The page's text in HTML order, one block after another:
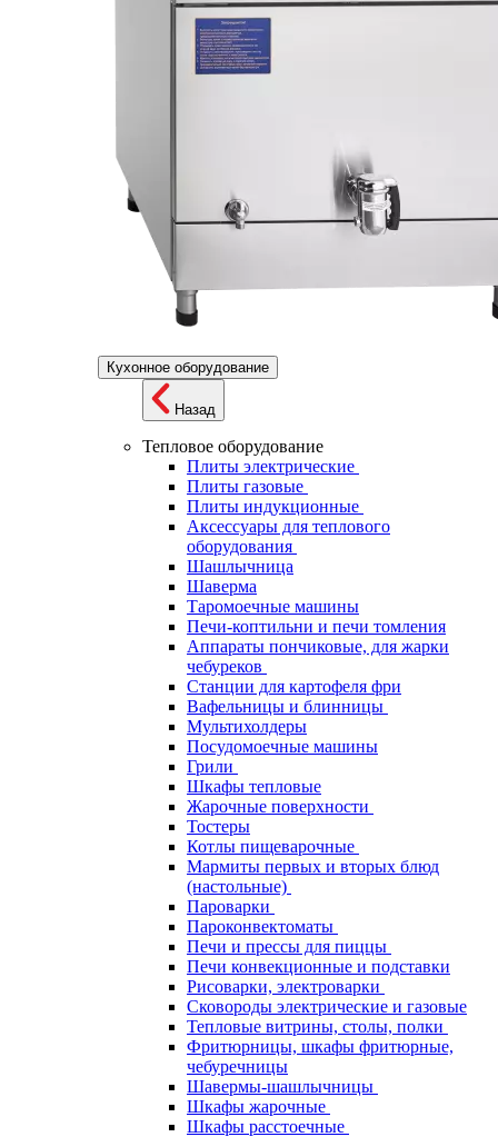
Кухонное оборудование
Назад
Тепловое оборудование
Плиты электрические
Плиты газовые
Плиты индукционные
Аксессуары для теплового
оборудования
Шашлычница
Шаверма
Таромоечные машины
Печи-коптильни и печи томления
Аппараты пончиковые, для жарки
чебуреков
Станции для картофеля фри
Вафельницы и блинницы
Мультихолдеры
Посудомоечные машины
Грили
Шкафы тепловые
Жарочные поверхности
Тостеры
Котлы пищеварочные
Мармиты первых и вторых блюд
(настольные)
Пароварки
Пароконвектоматы
Печи и прессы для пиццы
Печи конвекционные и подставки
Рисоварки, электроварки
Сковороды электрические и газовые
Тепловые витрины, столы, полки
Фритюрницы, шкафы фритюрные,
чебуречницы
Шавермы-шашлычницы
Шкафы жарочные
Шкафы расстоечные